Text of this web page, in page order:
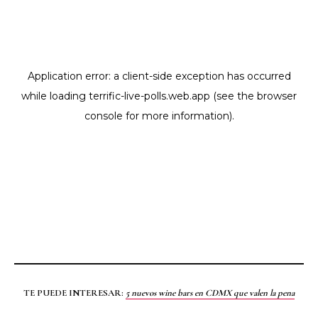
TE PUEDE INTERESAR: 5 nuevos wine bars en CDMX que valen la pena